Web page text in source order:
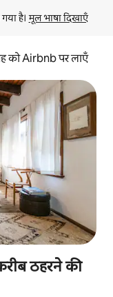
है। मूल भाषा दिखाएँ
को Airbnb पर लाएँ
ठहरने की